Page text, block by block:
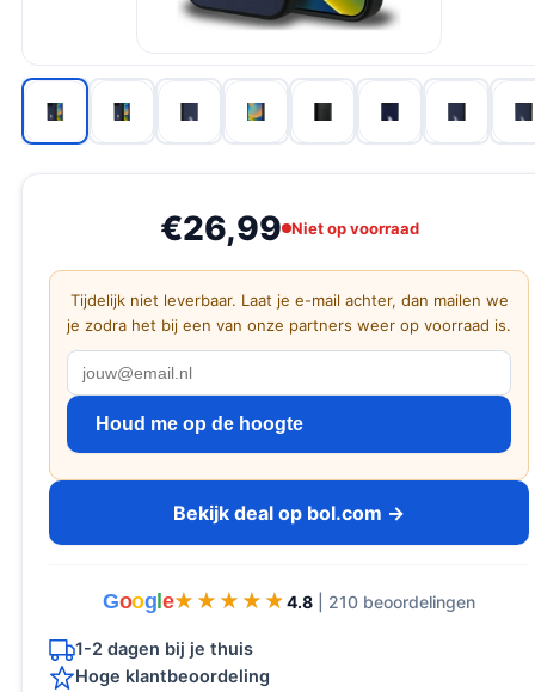
€26,99 Niet op voorraad
Tijdelijk niet leverbaar. Laat je e-mail achter, dan mailen we
je zodra het bij een van onze partners weer op voorraad is.
Houd me op de hoogte
Bekijk deal op bol.com →
Goog e★★★★★
★★★★★ 4.8 | 210 beoordelingen
1-2 dagen bij je thuis
Hoge klantbeoordeling